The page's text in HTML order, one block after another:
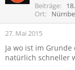
Beiträge
Ort
27. Mai 2015
Ja wo ist im
natürlich schneller